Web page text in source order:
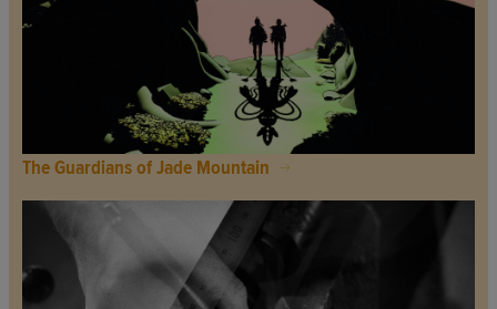
The Guardians of Jade Mountain